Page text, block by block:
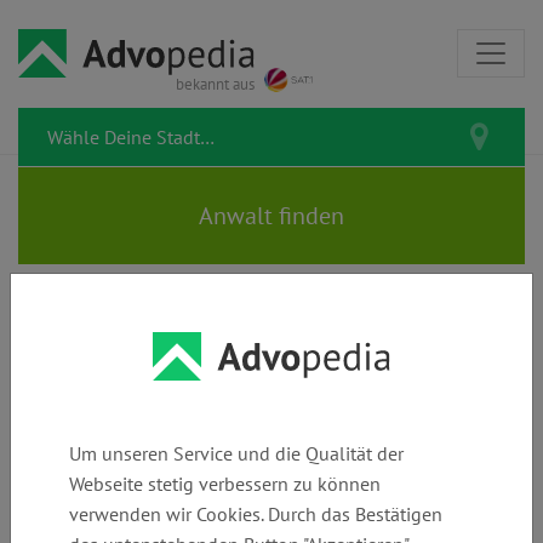
bekannt aus
Vorlagen & Musterbriefe zum
Behörden &
Kein Kontakt zu Miterben? Jetzt
Musterbrief für Antrag auf
Um unseren Service und die Qualität der
Webseite stetig verbessern zu können
verwenden wir Cookies. Durch das Bestätigen